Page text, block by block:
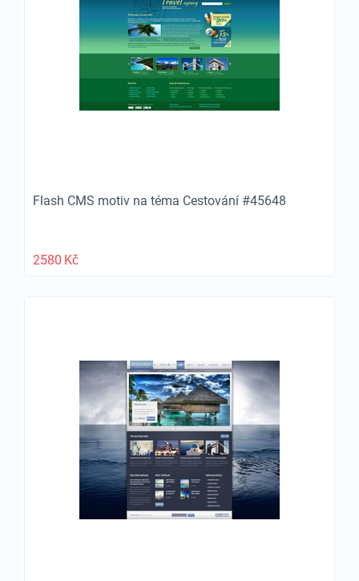
Flash CMS motiv na téma Cestování #45648
2580 Kč